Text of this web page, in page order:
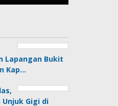
Lapangan Bukit
Kap…
Gigi di